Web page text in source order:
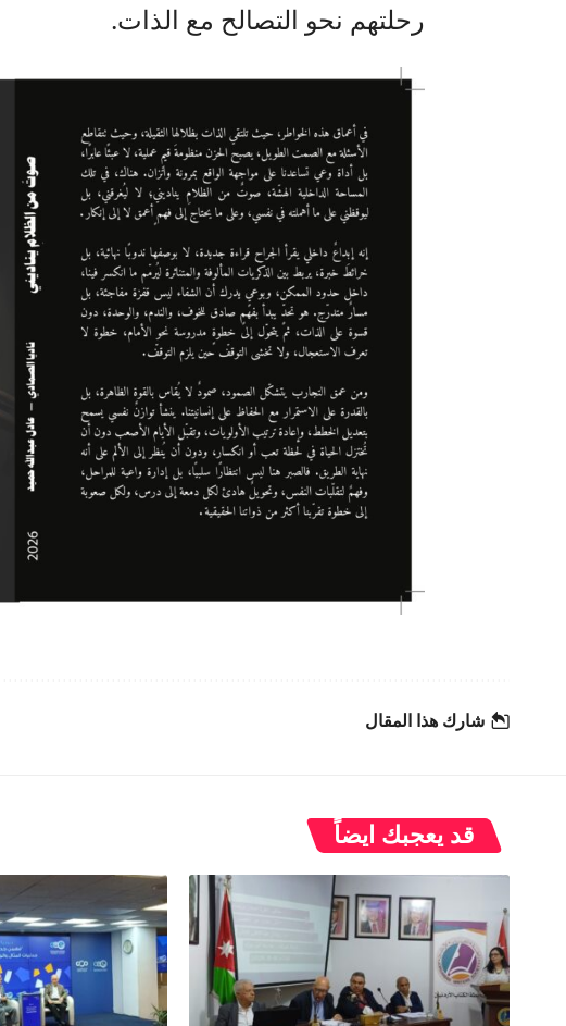
رحلتهم نحو التصالح مع الذات.
شارك هذا المقال
قد يعجبك ايضاً